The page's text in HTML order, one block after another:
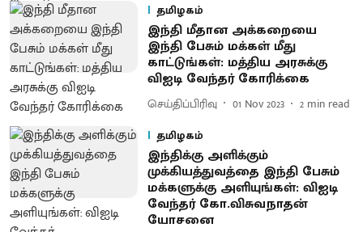
தமிழகம்
இந்தி மீதான அக்கறையை
இந்தி பேசும் மக்கள் மீது
காட்டுங்கள்: மத்திய அரசுக்கு
விஐடி வேந்தர் கோரிக்கை
செய்திப்பிரிவு 01 Nov 2023 2 min read
தமிழகம்
இந்திக்கு அளிக்கும்
முக்கியத்துவத்தை இந்தி பேசும்
மக்களுக்கு அளியுங்கள்: விஐடி
வேந்தர் கோ.விசுவநாதன்
யோசனை